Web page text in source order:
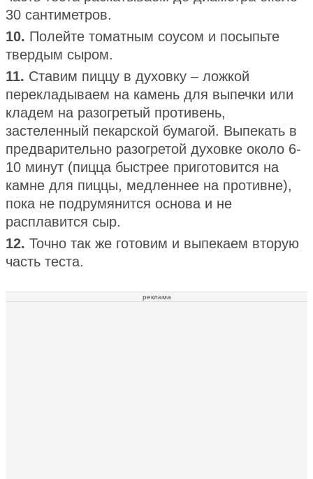
30 сантиметров.
10. Полейте томатным соусом и посыпьте
твердым сыром.
11. Ставим пиццу в духовку – ложкой
перекладываем на камень для выпечки или
кладем на разогретый противень,
застеленный пекарской бумагой. Выпекать в
предварительно разогретой духовке около 6-
10 минут (пицца быстрее приготовится на
камне для пиццы, медленнее на противне),
пока не подрумянится основа и не
расплавится сыр.
12. Точно так же готовим и выпекаем вторую
часть теста.
реклама